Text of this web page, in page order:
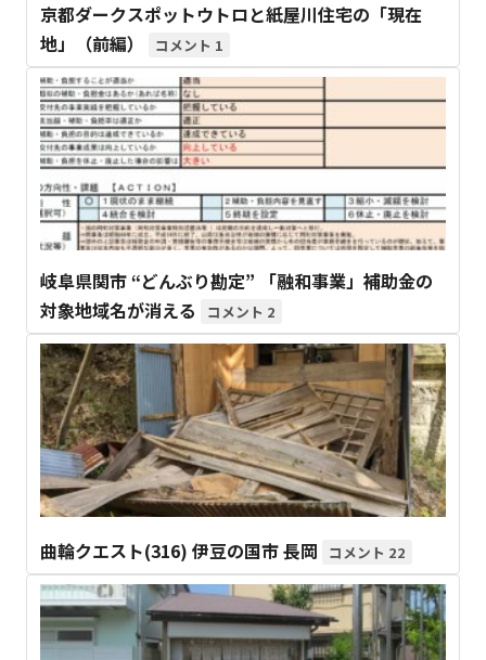
京都ダークスポットウトロと紙屋川住宅の「現在
地」（前編）
1
岐阜県関市 “どんぶり勘定” 「融和事業」補助金の
対象地域名が消える
2
曲輪クエスト(316) 伊豆の国市 長岡 22